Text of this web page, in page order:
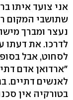
אני צועד איתו
שתושבי המקום
נעצר ומברך
לדרכו. את דעתו
לסחוט, אבל
"ארדואן אדם
לאנשים דתיים.
בטורקיה אין